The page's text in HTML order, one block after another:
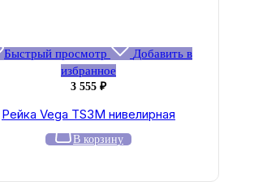
Быстрый просмотр
Добавить в
избранное
3 555 ₽
Рейка Vega TS3M нивелирная
В корзину